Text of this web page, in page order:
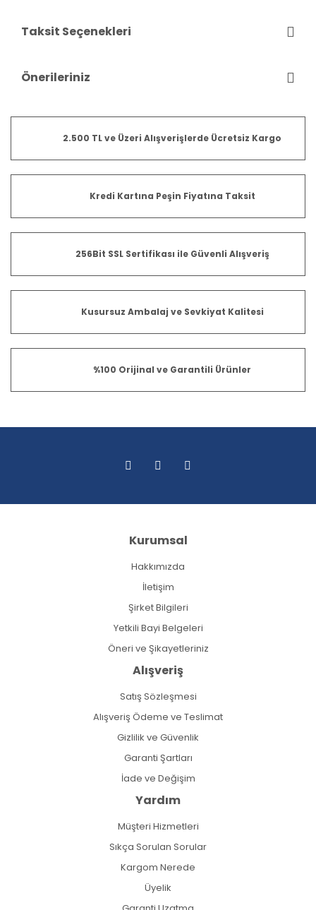
Taksit Seçenekleri
Önerileriniz
2.500 TL ve Üzeri Alışverişlerde Ücretsiz Kargo
Kredi Kartına Peşin Fiyatına Taksit
256Bit SSL Sertifikası ile Güvenli Alışveriş
Kusursuz Ambalaj ve Sevkiyat Kalitesi
%100 Orijinal ve Garantili Ürünler
Kurumsal
Hakkımızda
İletişim
Şirket Bilgileri
Yetkili Bayi Belgeleri
Öneri ve Şikayetleriniz
Alışveriş
Satış Sözleşmesi
Alışveriş Ödeme ve Teslimat
Gizlilik ve Güvenlik
Garanti Şartları
İade ve Değişim
Yardım
Müşteri Hizmetleri
Sıkça Sorulan Sorular
Kargom Nerede
Üyelik